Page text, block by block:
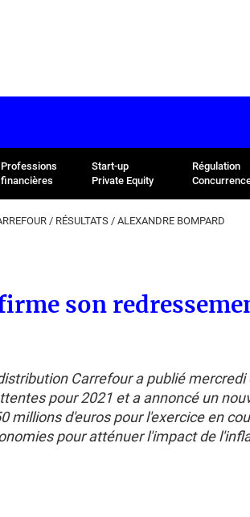
Professions
financières
Start-up
Private Equity
Régulation
/ RÉSULTATS / ALEXANDRE BOMPARD
son
Carrefour a publié
pour 2021 et a annoncé un
millions d'euros pour l'exercice en
pour atténuer l'impact de